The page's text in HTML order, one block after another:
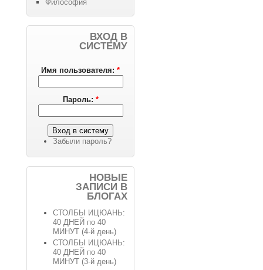
Философия
ВХОД В
СИСТЕМУ
Имя пользователя: *
Пароль: *
Забыли пароль?
НОВЫЕ
ЗАПИСИ В
БЛОГАХ
СТОЛБЫ ИЦЮАНЬ:
40 ДНЕЙ по 40
МИНУТ (4-й день)
СТОЛБЫ ИЦЮАНЬ:
40 ДНЕЙ по 40
МИНУТ (3-й день)